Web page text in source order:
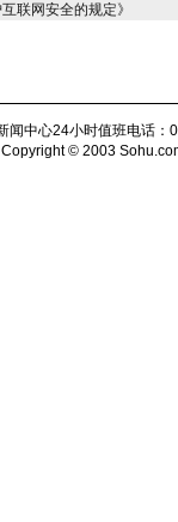
联网安全的规定》
闻中心24小时值班电话
Copyright © 2003